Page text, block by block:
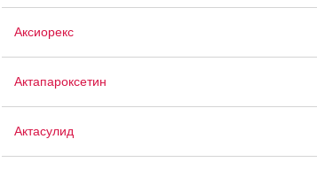
Аксиорекс
Актапароксетин
Актасулид